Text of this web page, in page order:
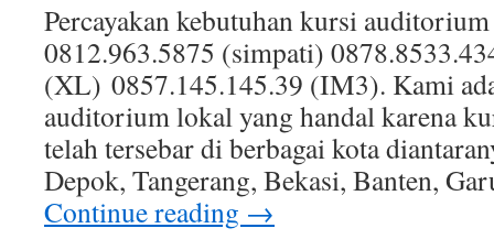
Percayakan kebutuhan kursi
0812.963.5875 (simpati)
(XL) 0857.145.145.39 (IM3). Kami
auditorium lokal yang handal karena
telah tersebar di berbagai kota
Depok, Tangerang, Bekasi, Banten,
Continue reading →